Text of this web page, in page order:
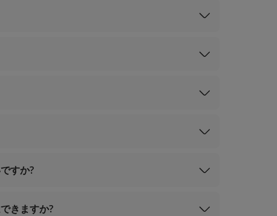
ールド会員）
日から3営業日以内。
すか?
きますか?